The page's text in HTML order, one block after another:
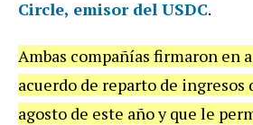
Circle, emisor del USDC.
Ambas compañías firmaron en
acuerdo de reparto de ingresos
agosto de este año y que le